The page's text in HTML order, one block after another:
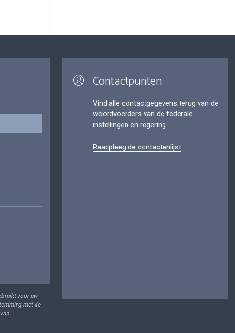
voor uw
met de
Contactpunten
Vind alle contactgegevens terug van de
woordvoerders van de federale
instellingen en regering.
Raadpleeg de contactenlijst